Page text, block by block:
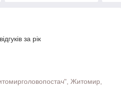
за рік
Житомир,